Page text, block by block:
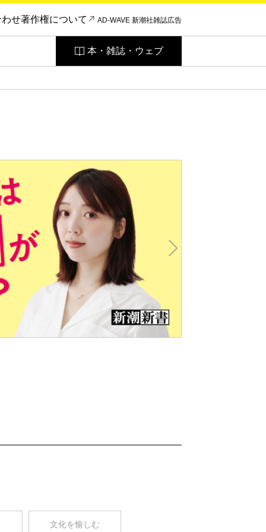
せ著作権について AD-WAVE 新潮社雑誌広告
本・雑誌・ウェブ
文化を愉しむ